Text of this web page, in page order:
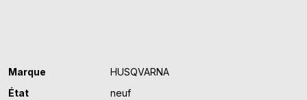
Marque
HUSQVARNA
État
neuf